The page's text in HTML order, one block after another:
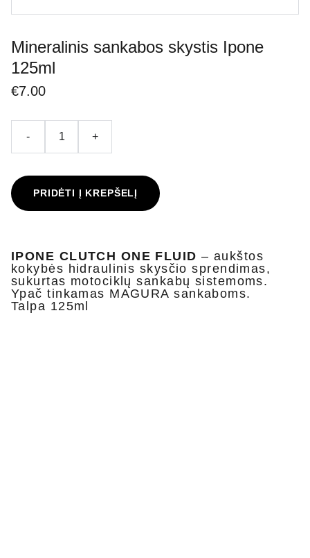
Mineralinis sankabos skystis Ipone
125ml
€7.00
- +
PRIDĖTI Į KREPŠELĮ
IPONE CLUTCH ONE FLUID – aukštos
kokybės hidraulinis skysčio sprendimas,
sukurtas motociklų sankabų sistemoms.
Ypač tinkamas MAGURA sankaboms.
Talpa 125ml